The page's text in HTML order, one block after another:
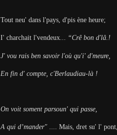
Tout neu' dans l'pays, d'pis ène heure;
I' charchait l'vendeux... “Crê bon d'lâ.!
J' vou rais ben savoir l'où qu'i' d'meure,
En fin d' compte, c'Berlaudiau-là !
On voit soment parsoun' qui passe,
A qui d’mander" .... Mais, dret su' l' pont,